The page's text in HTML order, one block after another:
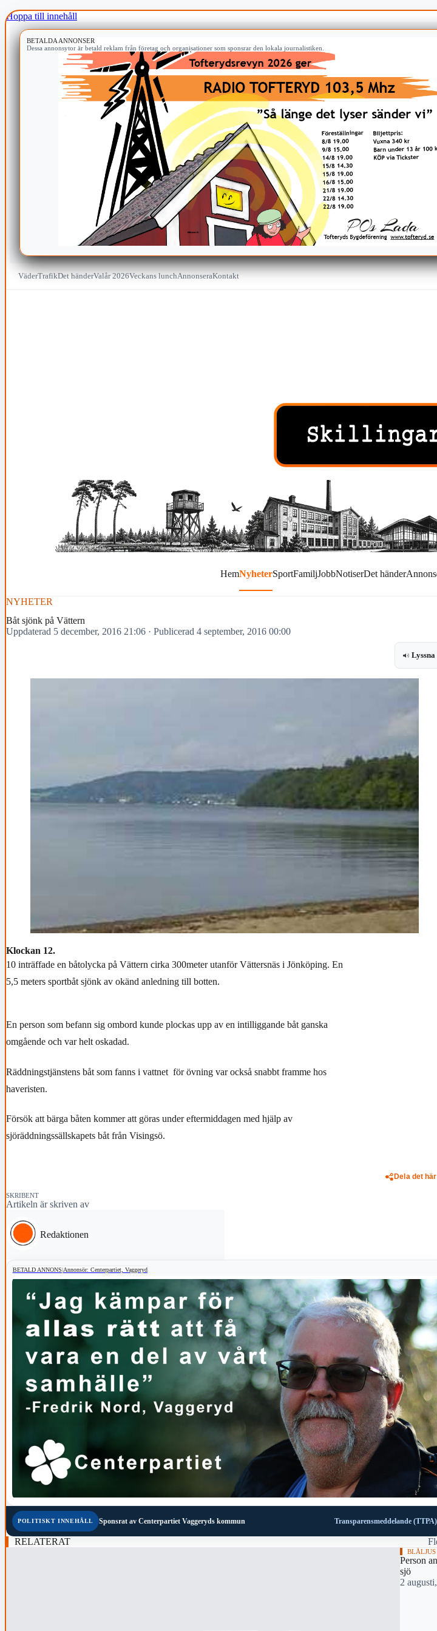
Hoppa till innehåll
BETALDA ANNONSER
Dessa annonsytor är betald reklam från företag och organisationer som sponsrar den lokala journalistiken.
VäderTrafikDet händerValår 2026Veckans lunchAnnonseraKontakt
HemNyheterSportFamiljJobbNotiserDet händer
NYHETER
Båt sjönk på Vättern
Uppdaterad 5 december, 2016 21:06 · Publicerad 4 september, 2016 00:00
Lyssna
Klockan 12.
10 inträffade en båtolycka på Vättern cirka 300meter utanför Vättersnäs i Jönköping. En
5,5 meters sportbåt sjönk av okänd anledning till botten.
En person som befann sig ombord kunde plockas upp av en intilliggande båt ganska
omgående och var helt oskadad.
Räddningstjänstens båt som fanns i vattnet för övning var också snabbt framme hos
haveristen.
Försök att bärga båten kommer att göras under eftermiddagen med hjälp av
sjöräddningssällskapets båt från Visingsö.
Dela det här
SKRIBENT
Artikeln är skriven av
Redaktionen
BETALD ANNONS|Annonsör: Centerpartiet, Vaggeryd
POLITISKT INNEHÅLL Sponsrat av Centerpartiet Vaggeryds kommun Transparensmeddelande (TTPA)
RELATERAT
BLÅLJUS
Person
sjö
2